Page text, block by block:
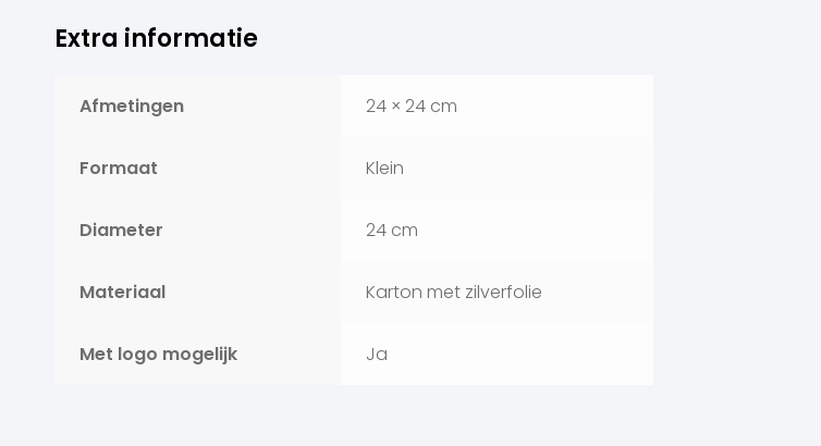
Extra informatie
Afmetingen 24 × 24 cm
Formaat Klein
Diameter 24 cm
Materiaal Karton met zilverfolie
Met logo mogelijk Ja